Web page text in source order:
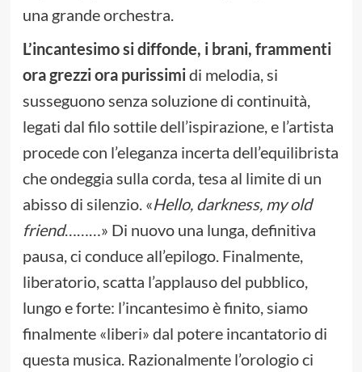
una grande orchestra.
L’incantesimo si diffonde, i brani, frammenti
ora grezzi ora purissimidi melodia, si
susseguono senza soluzione di continuità,
legati dal filo sottile dell’ispirazione, e l’artista
procede con l’eleganza incerta dell’equilibrista
che ondeggia sulla corda, tesa al limite di un
abisso di silenzio. «Hello, darkness, my old
friend………» Di nuovo una lunga, definitiva
pausa, ci conduce all’epilogo. Finalmente,
liberatorio, scatta l’applauso del pubblico,
lungo e forte: l’incantesimo è finito, siamo
finalmente «liberi» dal potere incantatorio di
questa musica. Razionalmente l’orologio ci